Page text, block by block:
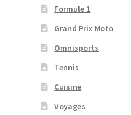
Formule 1
Grand Prix Moto
Omnisports
Tennis
Cuisine
Voyages